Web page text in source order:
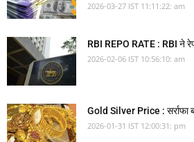
2026-03-27 IST 11:11:22: am
RBI REPO RATE : RBI ने
2026-02-06 IST 10:56:10: am
Gold Silver Price : सर्राफा
2026-01-31 IST 12:00:31: pm